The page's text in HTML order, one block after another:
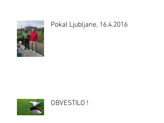
Pokal Ljubljane, 16.4.2016
OBVESTILO !